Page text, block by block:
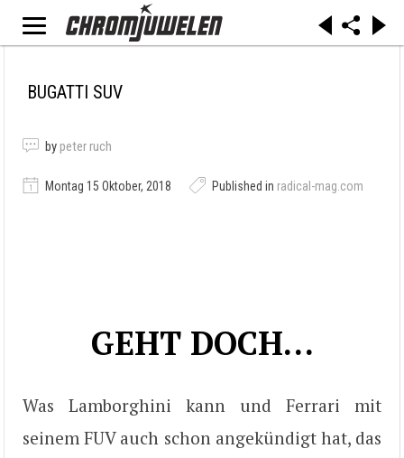
BUGATTI SUV
by peter ruch
Montag 15 Oktober, 2018 Published in radical-mag.com
GEHT DOCH…
Was Lamborghini kann und Ferrari mit
seinem FUV auch schon angekündigt hat, das